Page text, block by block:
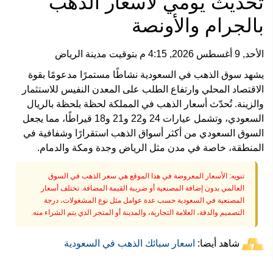
بالجرام والأونصة
الأحد, 9 أغسطس 2026, 4:15 م بتوقيت مدينة الرياض
يشهد سوق الذهب في السعودية نشاطًا مستمرًا مدعومًا بقوة
الاقتصاد المحلي وارتفاع الطلب على المعدن النفيس للاستثمار
والزينة. تُحدّث أسعار الذهب في المملكة لحظة بلحظة بالريال
السعودي، وتشمل عيارات 24 و22 و21 و18 قيراطًا، مما يجعل
السوق السعودي من أكثر أسواق الذهب استقرارًا وشفافية في
المنطقة، خاصة في مدن مثل الرياض وجدة ومكة والدمام.
تنويه: الأسعار المعروضة في هذا الموقع هي سعر الذهب في السوق
العالمي بدون إضافة المصنعية أو ضريبة القيمة المضافة. تختلف أسعار
المصنعية في السعودية حسب عدة عوامل مثل نوع المشغولات، درجة
التصميم والدقة، العلامة التجارية، والمدينة أو المتجر الذي يتم الشراء منه.
شاهد أيضا: اسعار سبائك الذهب في السعودية